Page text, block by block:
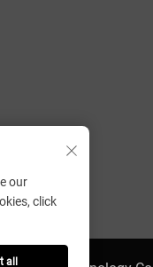
our
click
all